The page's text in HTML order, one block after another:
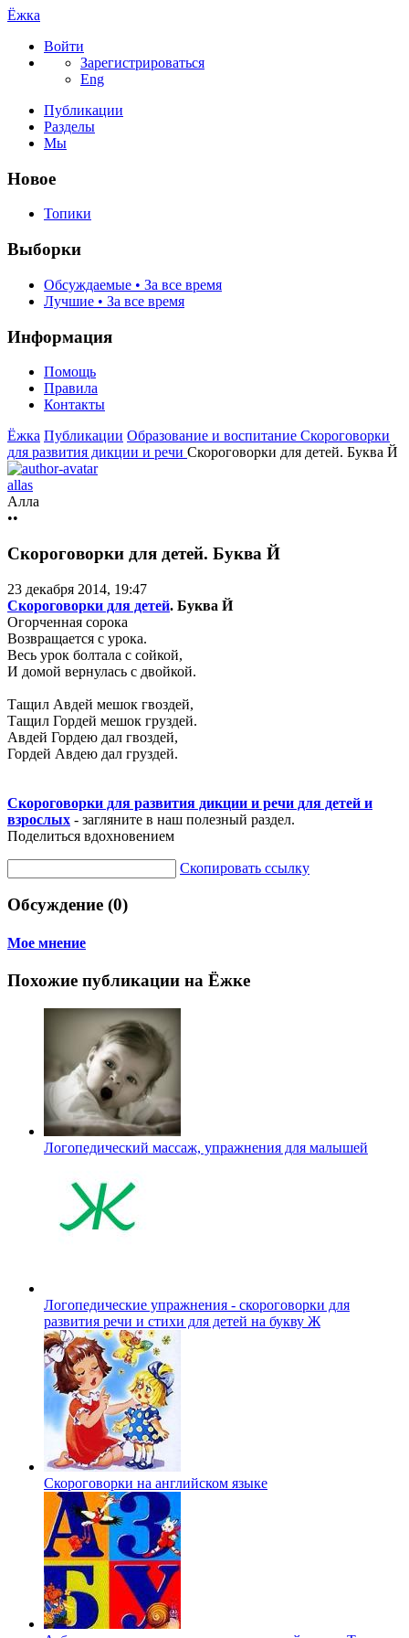
Ёжка
Войти
Зарегистрироваться
Eng
Публикации
Разделы
Мы
Новое
Топики
Выборки
Обсуждаемые • За все время
Лучшие • За все время
Информация
Помощь
Правила
Контакты
Ёжка Публикации Образование и воспитание Скороговорки
для развития дикции и речи Скороговорки для детей. Буква Й
allas
Алла
••
Скороговорки для детей. Буква Й
23 декабря 2014, 19:47
Скороговорки для детей. Буква Й
Огорченная сорока
Возвращается с урока.
Весь урок болтала с сойкой,
И домой вернулась с двойкой.
Тащил Авдей мешок гвоздей,
Тащил Гордей мешок груздей.
Авдей Гордею дал гвоздей,
Гордей Авдею дал груздей.
Скороговорки для развития дикции и речи для детей и
взрослых - загляните в наш полезный раздел.
Поделиться вдохновением
Скопировать ссылку
Обсуждение (0)
Мое мнение
Похожие публикации на Ёжке
Логопедический массаж, упражнения для малышей
Логопедические упражнения - скороговорки для
развития речи и стихи для детей на букву Ж
Скороговорки на английском языке